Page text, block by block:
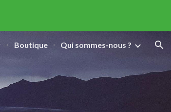
Boutique Qui sommes-nous ?